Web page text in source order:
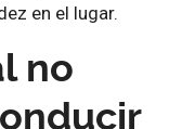
en el lugar.
no